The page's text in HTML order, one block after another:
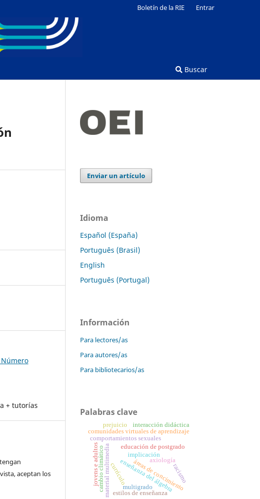
Buscar
Boletín de la RIE Entrar
Número
+ tutorías
aceptan los
Enviar un artículo
Idioma
Español (España)
Português (Brasil)
English
Português (Portugal)
Información
Para lectores/as
Para autores/as
Para bibliotecarios/as
Palabras clave
currículo
implicación
axiología
material multimedia enseñanza del álgebra
comportamientos sexuales
áreas de concimiento
comunidades virtuales de aprendizaje
educación de postgrado
estilos de enseñanza
racismo
prejuicio interacción didáctica
cambio climático
jovens e adultos
multigrado